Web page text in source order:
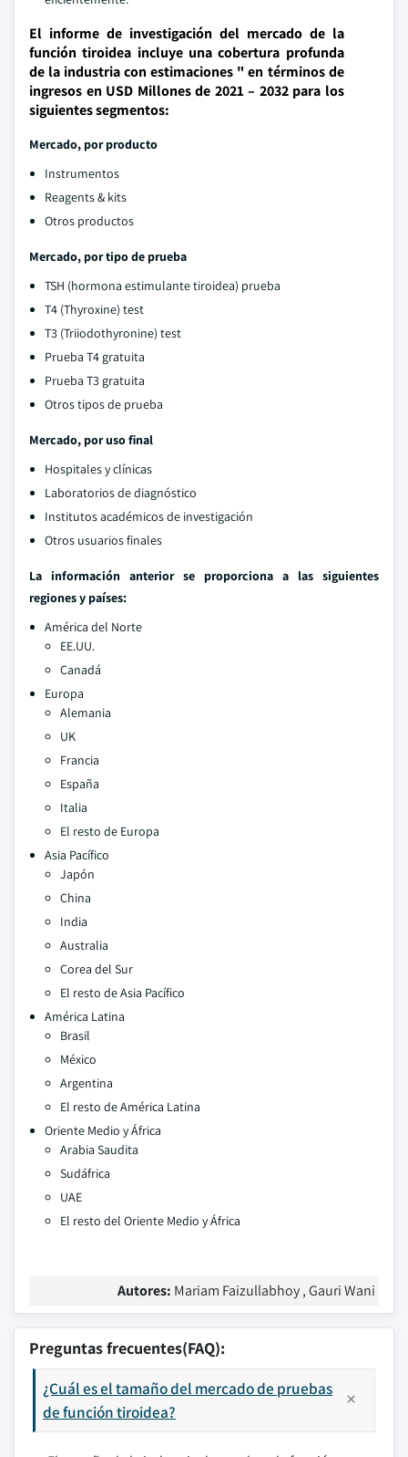
El informe de investigación del mercado de la
función tiroidea incluye una cobertura profunda
de la industria con estimaciones " en términos de
ingresos en USD Millones de 2021 – 2032 para los
siguientes segmentos:
Mercado, por producto
Instrumentos
Reagents & kits
Otros productos
Mercado, por tipo de prueba
TSH (hormona estimulante tiroidea) prueba
T4 (Thyroxine) test
T3 (Triiodothyronine) test
Prueba T4 gratuita
Prueba T3 gratuita
Otros tipos de prueba
Mercado, por uso final
Hospitales y clínicas
Laboratorios de diagnóstico
Institutos académicos de investigación
Otros usuarios finales
La información anterior se proporciona a las siguientes
regiones y países:
América del Norte
EE.UU.
Canadá
Europa
Alemania
UK
Francia
España
Italia
El resto de Europa
Asia Pacífico
Japón
China
India
Australia
Corea del Sur
El resto de Asia Pacífico
América Latina
Brasil
México
Argentina
El resto de América Latina
Oriente Medio y África
Arabia Saudita
Sudáfrica
UAE
El resto del Oriente Medio y África
Autores: Mariam Faizullabhoy , Gauri Wani
Preguntas frecuentes(FAQ):
¿Cuál es el tamaño del mercado de pruebas
de función tiroidea?